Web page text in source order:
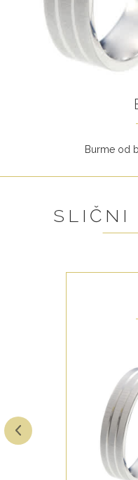
Burme od
SLIČNI